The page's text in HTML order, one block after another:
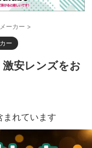
ーカー >
ー
安レンズをお
まれています